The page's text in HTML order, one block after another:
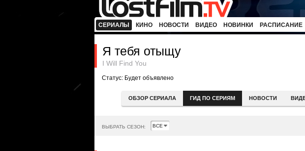
СЕРИАЛЫ КИНО НОВОСТИ ВИДЕО НОВИНКИ РАСПИСАНИЕ
Я тебя отыщу
I Will Find You
Статус: Будет объявлено
ОБЗОР СЕРИАЛА ГИД ПО СЕРИЯМ НОВОСТИ
ВЫБРАТЬ СЕЗОН: